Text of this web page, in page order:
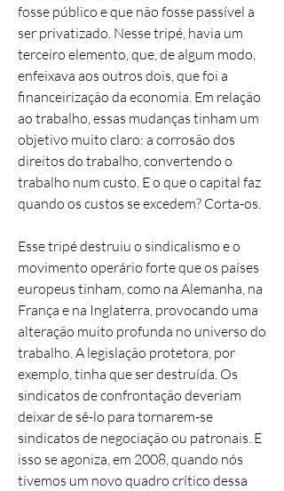
fosse público e que não fosse passível a
ser privatizado. Nesse tripé, havia um
terceiro elemento, que, de algum modo,
enfeixava aos outros dois, que foi a
financeirização da economia. Em relação
ao trabalho, essas mudanças tinham um
objetivo muito claro: a corrosão dos
direitos do trabalho, convertendo o
trabalho num custo. E o que o capital faz
quando os custos se excedem? Corta-os.
Esse tripé destruiu o sindicalismo e o
movimento operário forte que os países
europeus tinham, como na Alemanha, na
França e na Inglaterra, provocando uma
alteração muito profunda no universo do
trabalho. A legislação protetora, por
exemplo, tinha que ser destruída. Os
sindicatos de confrontação deveriam
deixar de sê-lo para tornarem-se
sindicatos de negociação ou patronais. E
isso se agoniza, em 2008, quando nós
tivemos um novo quadro crítico dessa